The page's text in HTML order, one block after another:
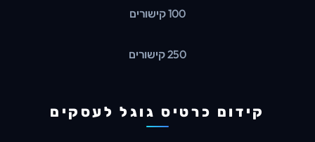
100 קישורים
250 קישורים
קידום כרטיס גוגל לעסקים